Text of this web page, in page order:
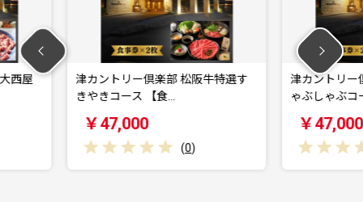
牛特選す
津カントリー倶楽部 松阪牛特選し
ゃぶしゃぶコース …
￥47,000
津カント
板焼コー
￥